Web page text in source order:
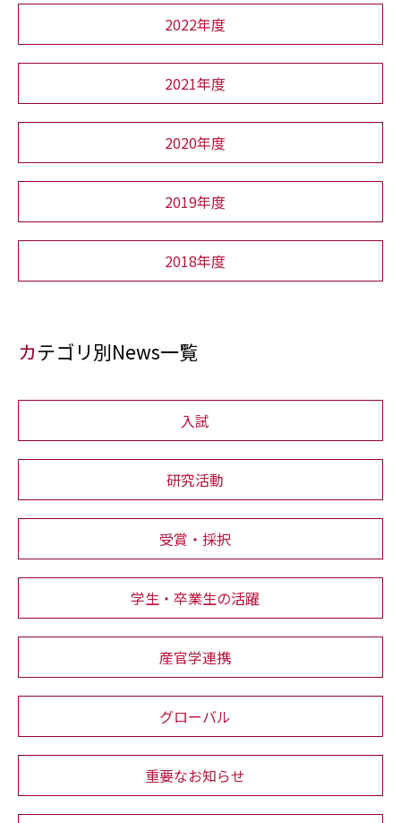
2022年度
2021年度
2020年度
2019年度
2018年度
カテゴリ別News一覧
入試
研究活動
受賞・採択
学生・卒業生の活躍
産官学連携
グローバル
重要なお知らせ